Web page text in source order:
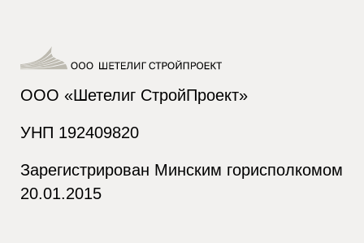
ООО «Шетелиг СтройПроект»
УНП 192409820
Зарегистрирован Минским горисполкомом
20.01.2015